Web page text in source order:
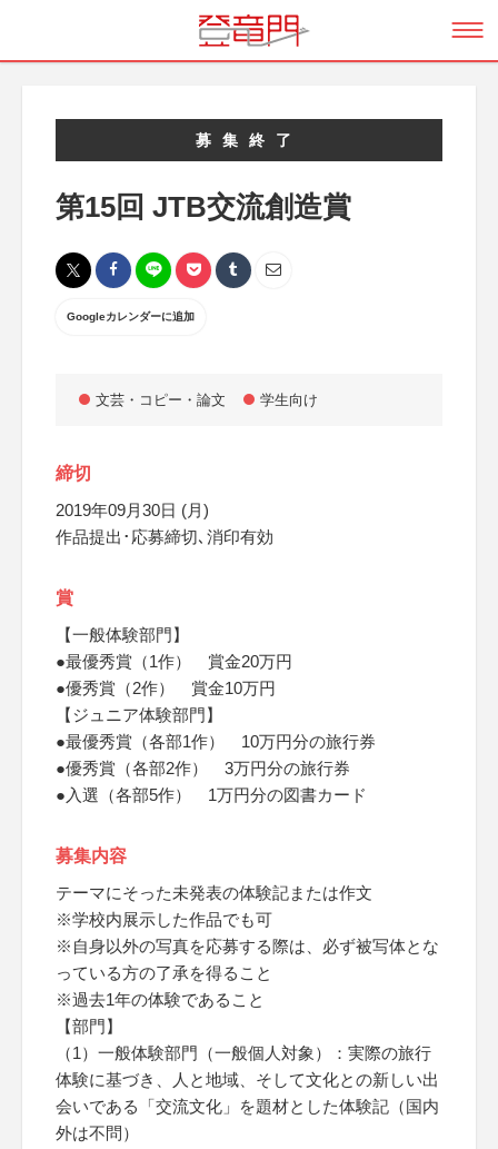
募集終了
第15回 JTB交流創造賞
Googleカレンダーに追加
文芸・コピー・論文 学生向け
締切
2019年09月30日 (月)
作品提出･応募締切､消印有効
賞
【一般体験部門】
●最優秀賞（1作） 賞金20万円
●優秀賞（2作） 賞金10万円
【ジュニア体験部門】
●最優秀賞（各部1作） 10万円分の旅行券
●優秀賞（各部2作） 3万円分の旅行券
●入選（各部5作） 1万円分の図書カード
募集内容
テーマにそった未発表の体験記または作文
※学校内展示した作品でも可
※自身以外の写真を応募する際は、必ず被写体とな
っている方の了承を得ること
※過去1年の体験であること
【部門】
（1）一般体験部門（一般個人対象）：実際の旅行
体験に基づき、人と地域、そして文化との新しい出
会いである「交流文化」を題材とした体験記（国内
外は不問）